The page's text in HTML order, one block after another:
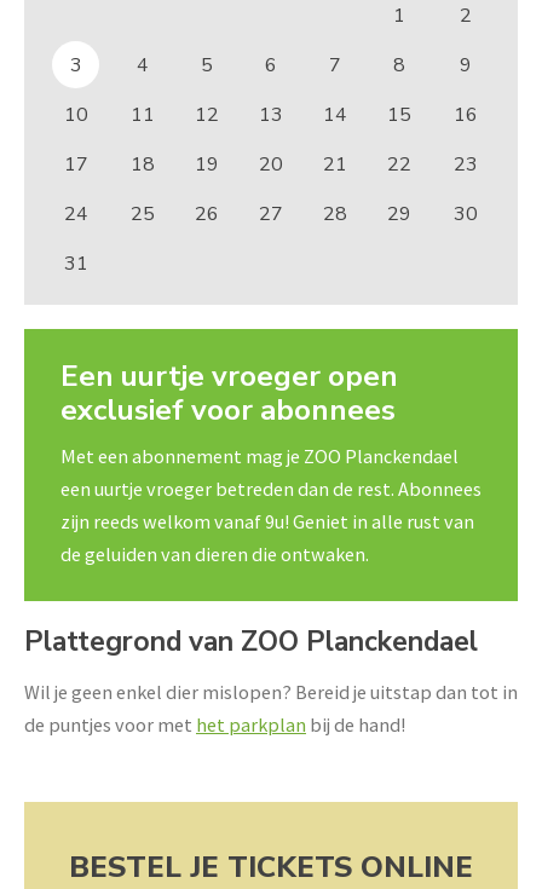
1
2
3
4 5 6 7 8
9
10
11 12 13 14 15
16
17
18 19 20 21 22
23
24
25 26 27 28 29
30
31
Een uurtje vroeger open
exclusief voor abonnees
Met een abonnement mag je ZOO Planckendael
een uurtje vroeger betreden dan de rest. Abonnees
zijn reeds welkom vanaf 9u! Geniet in alle rust van
de geluiden van dieren die ontwaken.
Plattegrond van ZOO Planckendael
Wil je geen enkel dier mislopen? Bereid je uitstap dan tot in
de puntjes voor met het parkplan bij de hand!
BESTEL JE TICKETS ONLINE